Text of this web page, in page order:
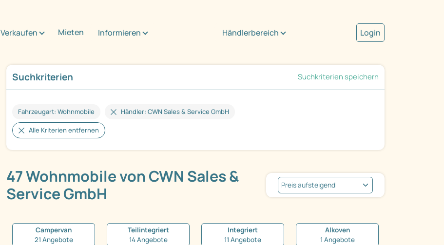
Verkaufen Mieten Informieren Händlerbereich Login
Suchkriterien Suchkriterien speichern
Fahrzeugart: Wohnmobile Händler: CWN Sales & Service GmbH
Alle Kriterien entfernen
47 Wohnmobile von CWN Sales &
Service GmbH
Campervan
21 Angebote
Teilintegriert
14 Angebote
Integriert
11 Angebote
Alkoven
1 Angebote